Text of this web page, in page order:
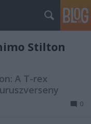
Stilton
A T-rex
0